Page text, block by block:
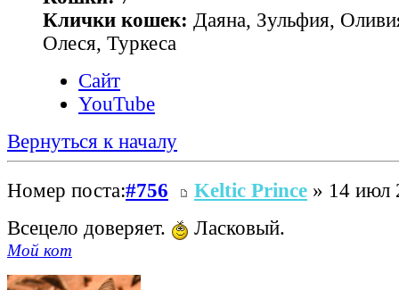
Клички кошек: Даяна, Зульфия,
Олеся, Туркеса
Сайт
YouTube
Вернуться к началу
Номер поста:#756 Keltic Prince » 14 июл
Всецело доверяет.
Ласковый.
Мой кот